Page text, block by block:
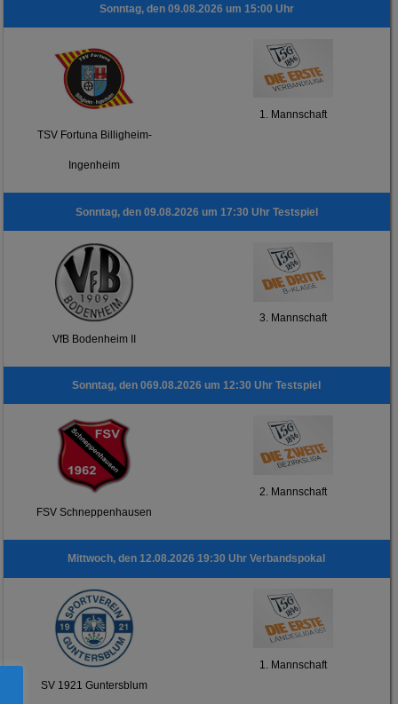
Sonntag, den 09.08.2026 um 15:00 Uhr
TSV Fortuna Billigheim-
Ingenheim
1. Mannschaft
Sonntag, den 09.08.2026 um 17:30 Uhr Testspiel
VfB Bodenheim II
3. Mannschaft
Sonntag, den 069.08.2026 um 12:30 Uhr Testspiel
FSV Schneppenhausen
2. Mannschaft
Mittwoch, den 12.08.2026 19:30 Uhr Verbandspokal
SV 1921 Guntersblum
1. Mannschaft